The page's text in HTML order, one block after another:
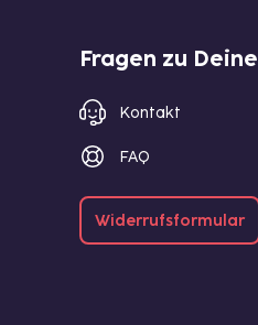
Fragen zu
Kontakt
FAQ
Widerrufsformular